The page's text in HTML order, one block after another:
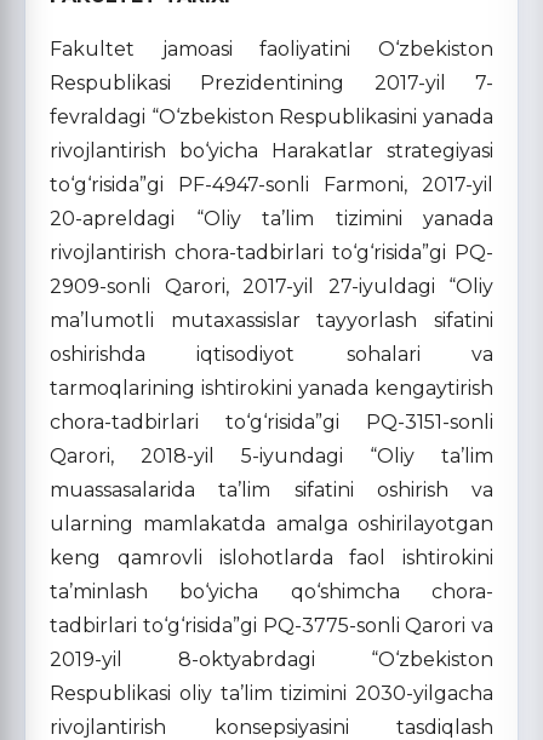
Fakultet jamoasi faoliyatini O‘zbekiston
Respublikasi Prezidentining 2017-yil 7-
fevraldagi “O‘zbekiston Respublikasini yanada
rivojlantirish bo‘yicha Harakatlar strategiyasi
to‘g‘risida”gi PF-4947-sonli Farmoni, 2017-yil
20-apreldagi “Oliy ta’lim tizimini yanada
rivojlantirish chora-tadbirlari to‘g‘risida”gi PQ-
2909-sonli Qarori, 2017-yil 27-iyuldagi “Oliy
ma’lumotli mutaxassislar tayyorlash sifatini
oshirishda iqtisodiyot sohalari va
tarmoqlarining ishtirokini yanada kengaytirish
chora-tadbirlari to‘g‘risida”gi PQ-3151-sonli
Qarori, 2018-yil 5-iyundagi “Oliy ta’lim
muassasalarida ta’lim sifatini oshirish va
ularning mamlakatda amalga oshirilayotgan
keng qamrovli islohotlarda faol ishtirokini
ta’minlash bo‘yicha qo‘shimcha chora-
tadbirlari to‘g‘risida”gi PQ-3775-sonli Qarori va
2019-yil 8-oktyabrdagi “O‘zbekiston
Respublikasi oliy ta’lim tizimini 2030-yilgacha
rivojlantirish konsepsiyasini tasdiqlash